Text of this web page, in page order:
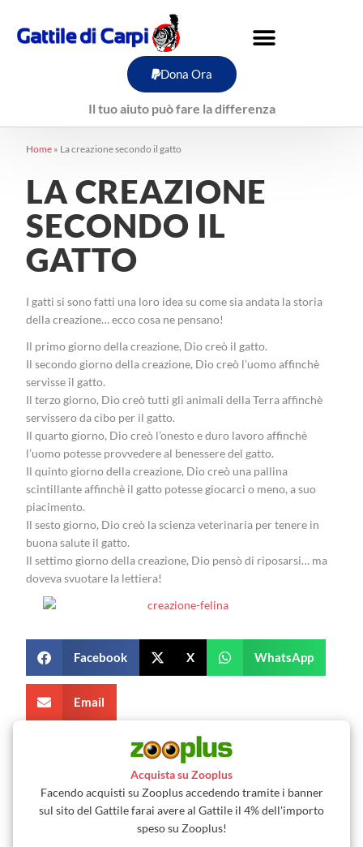
contenuto
Dona Ora
Il tuo aiuto può fare la differenza
Home » La creazione secondo il gatto
LA CREAZIONE
SECONDO IL
GATTO
I gatti si sono fatti una loro idea su come sia andata la storia
della creazione… ecco cosa ne pensano!
Il primo giorno della creazione, Dio creò il gatto.
Il secondo giorno della creazione, Dio creò l’uomo affinchè
servisse il gatto.
Il terzo giorno, Dio creò tutti gli animali della Terra affinchè
servissero da cibo per il gatto.
Il quarto giorno, Dio creò l’onesto e duro lavoro affinchè
l’uomo potesse provvedere al benessere del gatto.
Il quinto giorno della creazione, Dio creò una pallina
scintillante affinchè il gatto potesse giocarci o meno, a suo
piacimento.
Il sesto giorno, Dio creò la scienza veterinaria per tenere in
buona salute il gatto.
Il settimo giorno della creazione, Dio pensò di riposarsi… ma
doveva svuotare la lettiera!
Facebook X WhatsApp
Email
Acquista su Zooplus
Facendo acquisti su Zooplus accedendo tramite i banner
sul sito del Gattile farai avere al Gattile il 4% dell'importo
speso su Zooplus!